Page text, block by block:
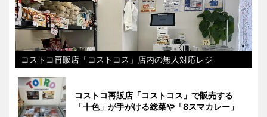
コストコ再販店「コストコス」店内の無人対応レジ
コストコ再販店「コストコス」で販売する
「十色」が手がける総菜や「8スマカレー」